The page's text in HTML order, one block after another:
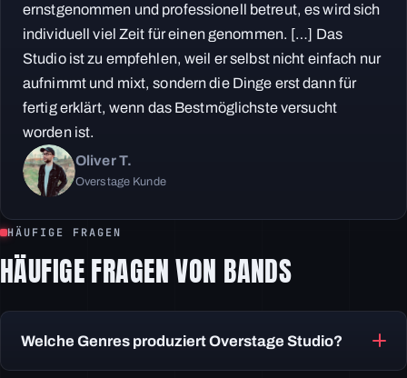
ernstgenommen und professionell betreut, es wird sich
individuell viel Zeit für einen genommen. […] Das
Studio ist zu empfehlen, weil er selbst nicht einfach nur
aufnimmt und mixt, sondern die Dinge erst dann für
fertig erklärt, wenn das Bestmöglichste versucht
worden ist.
Oliver T.
Overstage Kunde
HÄUFIGE FRAGEN
HÄUFIGE FRAGEN VON BANDS
Welche Genres produziert Overstage Studio?